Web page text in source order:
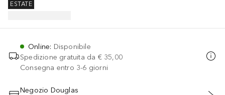
ESTATE
Online: Disponibile
Spedizione gratuita da € 35,00
Consegna entro 3-6 giorni
Negozio Douglas